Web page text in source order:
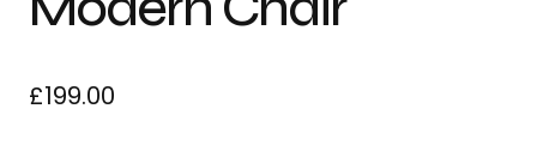
£199.00